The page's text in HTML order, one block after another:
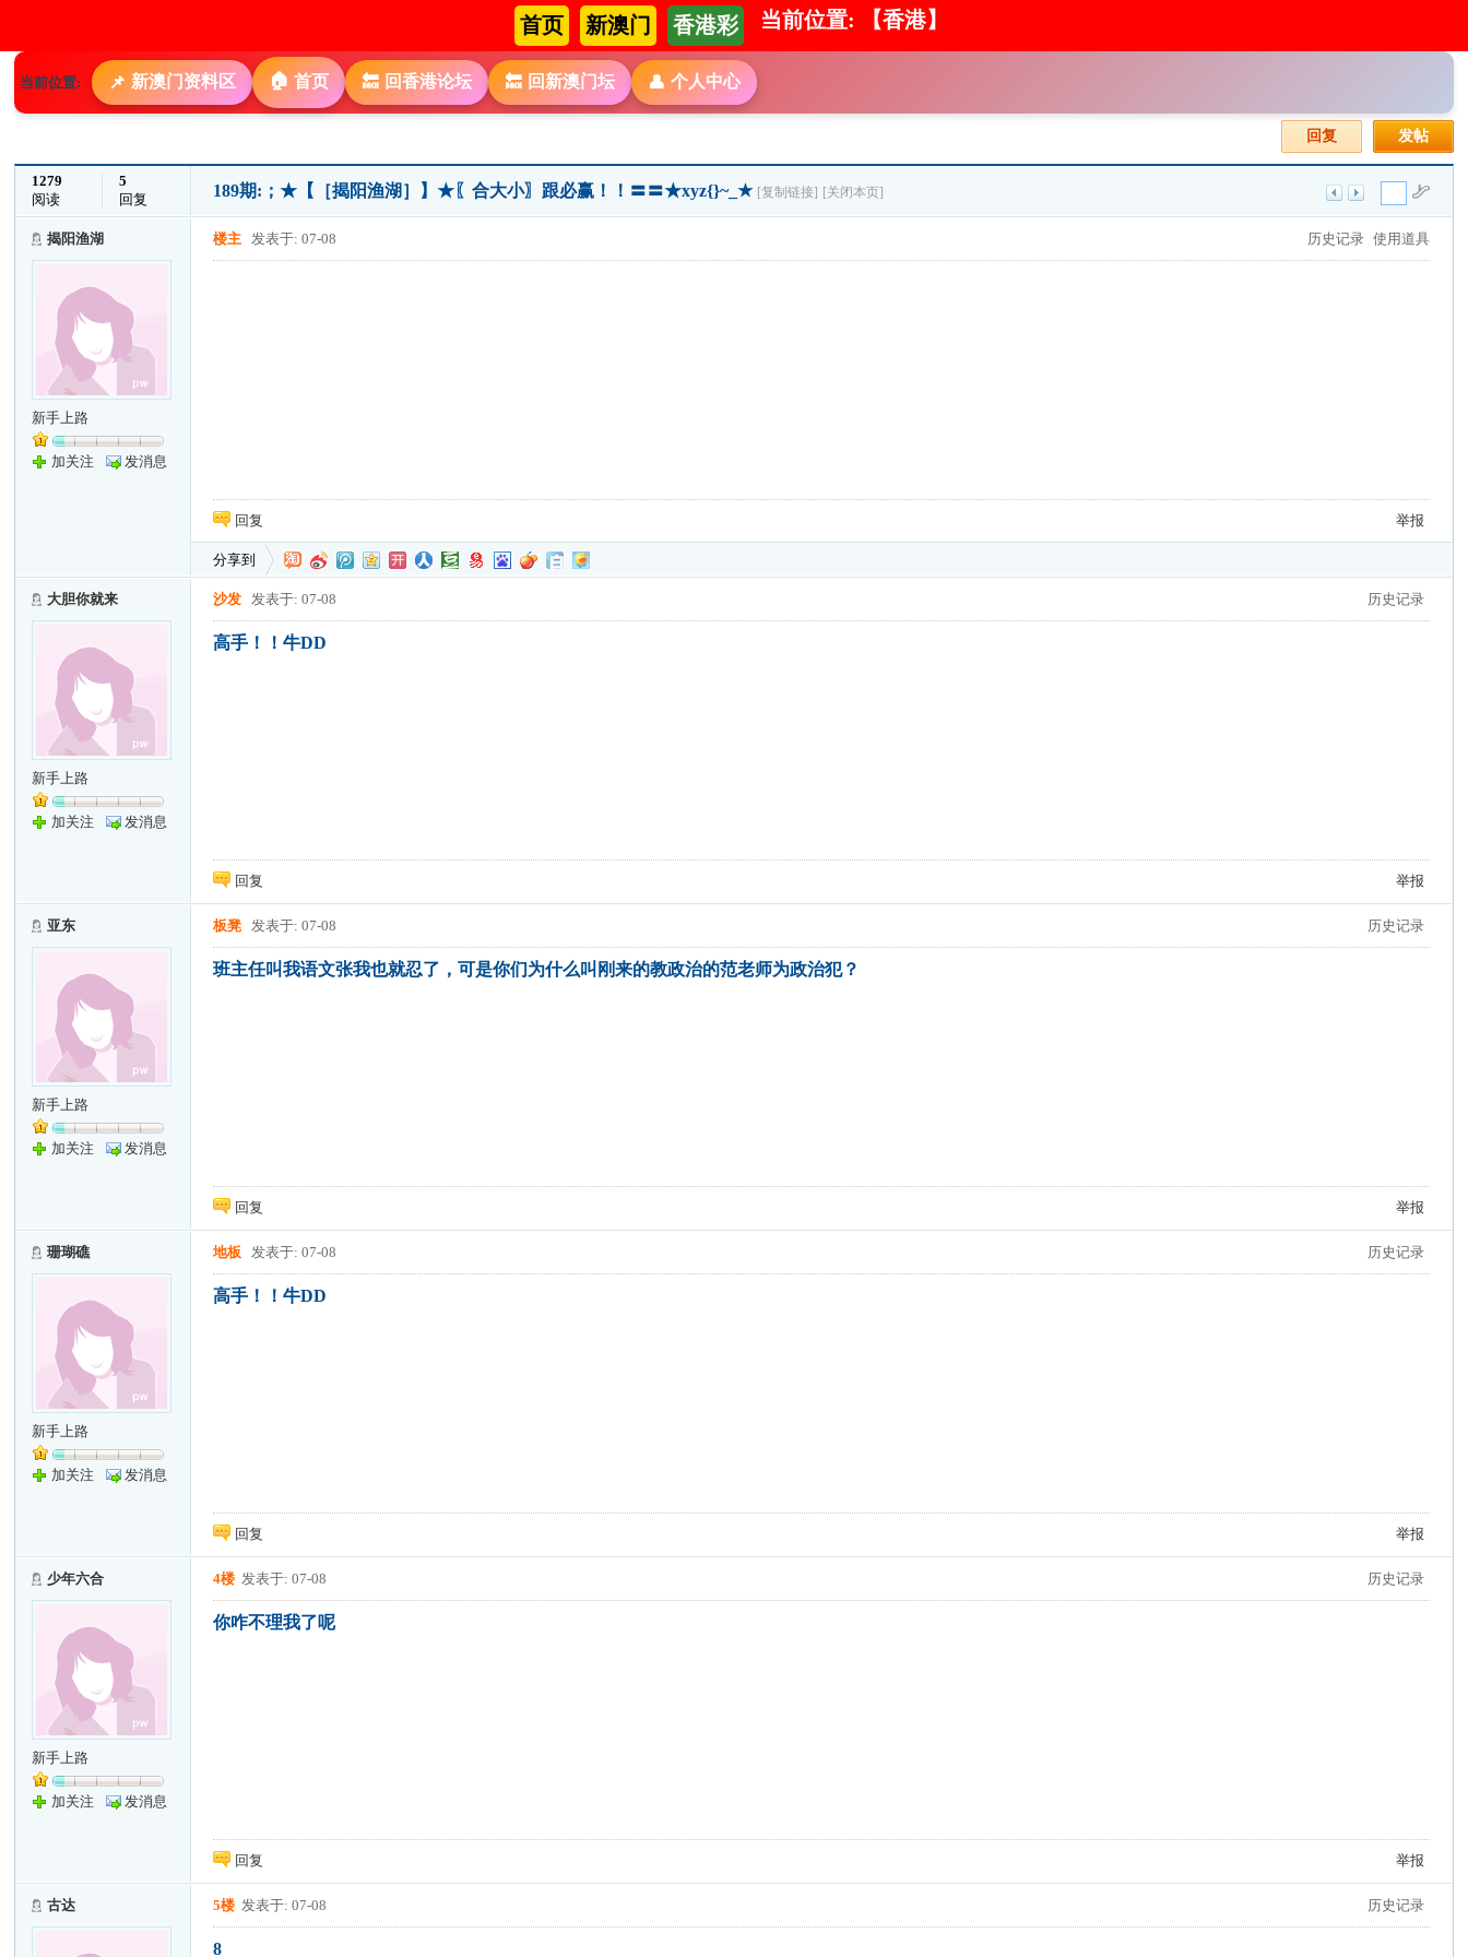
首页 新澳门 香港彩 当前位置: 【香港】
当前位置: 📌 新澳门资料区 🏠 首页 🔙 回香港论坛 🔙 回新澳门坛 👤 个人中心
发帖
回复
1279
阅读
5
回复
189期:；★【［揭阳渔湖］】★〖合大小〗跟必赢！！〓〓★xyz{}~_★ [复制链接] [关闭本页]
揭阳渔湖
新手上路
加关注 发消息
历史记录 使用道具
楼主 发表于: 07-08
回复 举报
分享到
大胆你就来
新手上路
加关注 发消息
历史记录
沙发 发表于: 07-08
高手！！牛DD
回复 举报
亚东
新手上路
加关注 发消息
历史记录
板凳 发表于: 07-08
班主任叫我语文张我也就忍了，可是你们为什么叫刚来的教政治的范老师为政治犯？
回复 举报
珊瑚礁
新手上路
加关注 发消息
历史记录
地板 发表于: 07-08
高手！！牛DD
回复 举报
少年六合
新手上路
加关注 发消息
历史记录
4楼 发表于: 07-08
你咋不理我了呢
回复 举报
古达 历史记录
5楼 发表于: 07-08
8